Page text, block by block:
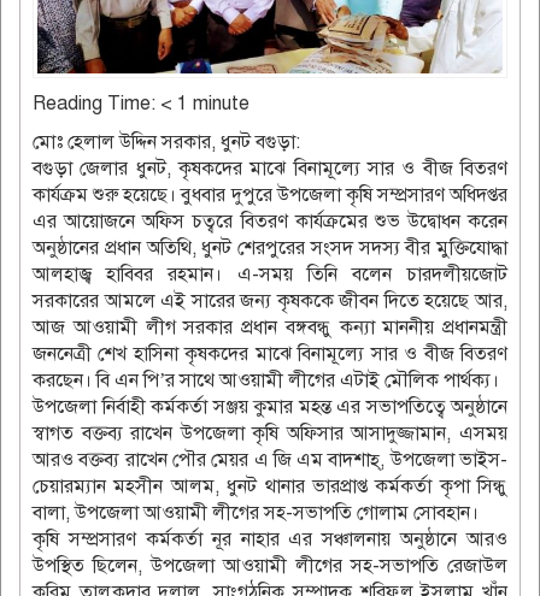
Reading Time: < 1 minute
মোঃ হেলাল উদ্দিন সরকার, ধুনট বগুড়া:
বগুড়া জেলার ধুনট, কৃষকদের মাঝে বিনামূল্যে সার ও বীজ বিতরণ
কার্যক্রম শুরু হয়েছে। বুধবার দুপুরে উপজেলা কৃষি সম্প্রসারণ অধিদপ্তর
এর আয়োজনে অফিস চত্বরে বিতরণ কার্যক্রমের শুভ উদ্বোধন করেন
অনুষ্ঠানের প্রধান অতিথি, ধুনট শেরপুরের সংসদ সদস্য বীর মুক্তিযোদ্ধা
আলহাজ্ব হাবিবর রহমান। এ-সময় তিনি বলেন চারদলীয়জোট
সরকারের আমলে এই সারের জন্য কৃষককে জীবন দিতে হয়েছে আর,
আজ আওয়ামী লীগ সরকার প্রধান বঙ্গবন্ধু কন্যা মাননীয় প্রধানমন্ত্রী
জননেত্রী শেখ হাসিনা কৃষকদের মাঝে বিনামূল্যে সার ও বীজ বিতরণ
করছেন। বি এন পি’র সাথে আওয়ামী লীগের এটাই মৌলিক পার্থক্য।
উপজেলা নির্বাহী কর্মকর্তা সঞ্জয় কুমার মহন্ত এর সভাপতিত্বে অনুষ্ঠানে
স্বাগত বক্তব্য রাখেন উপজেলা কৃষি অফিসার আসাদুজ্জামান, এসময়
আরও বক্তব্য রাখেন পৌর মেয়র এ জি এম বাদশাহ্, উপজেলা ভাইস-
চেয়ারম্যান মহসীন আলম, ধুনট থানার ভারপ্রাপ্ত কর্মকর্তা কৃপা সিন্ধু
বালা, উপজেলা আওয়ামী লীগের সহ-সভাপতি গোলাম সোবহান।
কৃষি সম্প্রসারণ কর্মকর্তা নূর নাহার এর সঞ্চালনায় অনুষ্ঠানে আরও
উপস্থিত ছিলেন, উপজেলা আওয়ামী লীগের সহ-সভাপতি রেজাউল